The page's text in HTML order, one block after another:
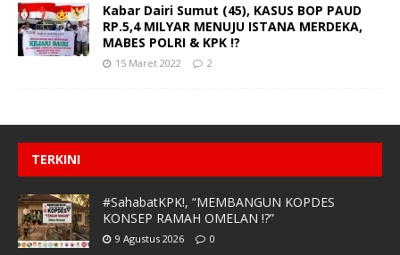
Kabar Dairi Sumut (45), KASUS BOP PAUD
RP.5,4 MILYAR MENUJU ISTANA MERDEKA,
MABES POLRI & KPK !?
15 Maret 2022 2
TERKINI
#SahabatKPK!, “MEMBANGUN KOPDES
KONSEP RAMAH OMELAN !?”
9 Agustus 2026 0